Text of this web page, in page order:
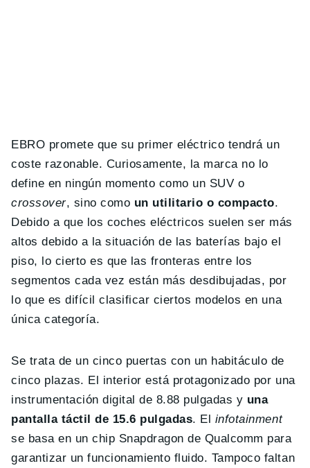
EBRO promete que su primer eléctrico tendrá un
coste razonable. Curiosamente, la marca no lo
define en ningún momento como un SUV o
crossover, sino como un utilitario o compacto.
Debido a que los coches eléctricos suelen ser más
altos debido a la situación de las baterías bajo el
piso, lo cierto es que las fronteras entre los
segmentos cada vez están más desdibujadas, por
lo que es difícil clasificar ciertos modelos en una
única categoría.
Se trata de un cinco puertas con un habitáculo de
cinco plazas. El interior está protagonizado por una
instrumentación digital de 8.88 pulgadas y una
pantalla táctil de 15.6 pulgadas. El infotainment
se basa en un chip Snapdragon de Qualcomm para
garantizar un funcionamiento fluido. Tampoco faltan